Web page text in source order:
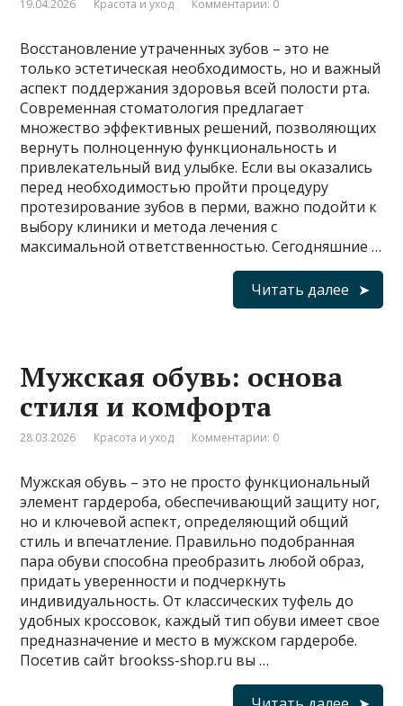
19.04.2026 Красота и уход Комментарии: 0
Восстановление утраченных зубов – это не
только эстетическая необходимость, но и важный
аспект поддержания здоровья всей полости рта.
Современная стоматология предлагает
множество эффективных решений, позволяющих
вернуть полноценную функциональность и
привлекательный вид улыбке. Если вы оказались
перед необходимостью пройти процедуру
протезирование зубов в перми, важно подойти к
выбору клиники и метода лечения с
максимальной ответственностью. Сегодняшние …
Читать далее
Мужская обувь: основа
стиля и комфорта
28.03.2026 Красота и уход Комментарии: 0
Мужская обувь – это не просто функциональный
элемент гардероба, обеспечивающий защиту ног,
но и ключевой аспект, определяющий общий
стиль и впечатление. Правильно подобранная
пара обуви способна преобразить любой образ,
придать уверенности и подчеркнуть
индивидуальность. От классических туфель до
удобных кроссовок, каждый тип обуви имеет свое
предназначение и место в мужском гардеробе.
Посетив сайт brookss-shop.ru вы …